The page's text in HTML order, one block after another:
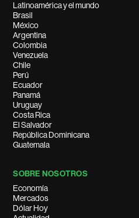
Latinoamérica y el mundo
Brasil
México
Argentina
Colombia
Venezuela
Chile
Perú
Ecuador
Panamá
Uruguay
Costa Rica
El Salvador
República Dominicana
Guatemala
SOBRE NOSOTROS
Economía
Mercados
Dólar Hoy